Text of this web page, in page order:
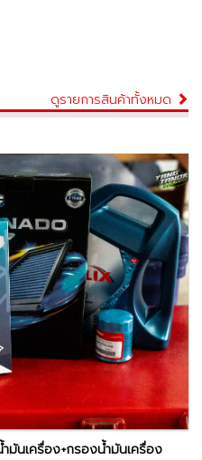
ดูรายการสินค้าทั้งหมด
มันเครื่อง+กรองน้ำมันเครื่อง